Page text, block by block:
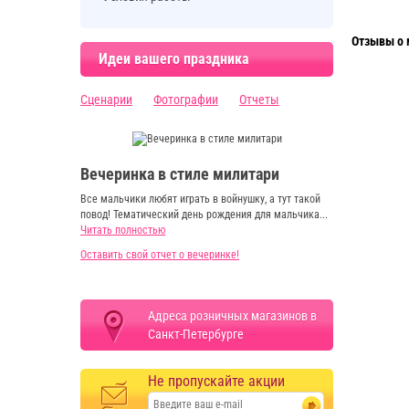
Идеи вашего праздника
Сценарии Фотографии Отчеты
Вечеринка в стиле милитари
Все мальчики любят играть в войнушку, а тут такой
повод! Тематический день рождения для мальчика...
Читать полностью
Оставить свой отчет о вечеринке!
Адреса розничных магазинов в
Санкт-Петербурге
Не пропускайте акции
Отзывы о